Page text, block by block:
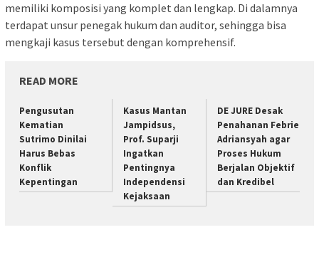
memiliki komposisi yang komplet dan lengkap. Di dalamnya
terdapat unsur penegak hukum dan auditor, sehingga bisa
mengkaji kasus tersebut dengan komprehensif.
READ MORE
Pengusutan
Kematian
Sutrimo Dinilai
Harus Bebas
Konflik
Kepentingan
Kasus Mantan
Jampidsus,
Prof. Suparji
Ingatkan
Pentingnya
Independensi
Kejaksaan
DE JURE Desak
Penahanan Febrie
Adriansyah agar
Proses Hukum
Berjalan Objektif
dan Kredibel